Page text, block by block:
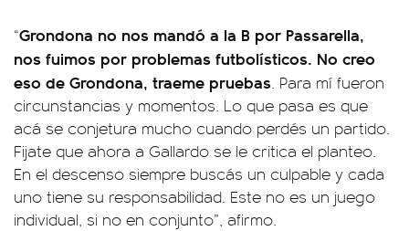
“Grondona no nos mandó a la B por Passarella,
nos fuimos por problemas futbolísticos. No creo
eso de Grondona, traeme pruebas. Para mí fueron
circunstancias y momentos. Lo que pasa es que
acá se conjetura mucho cuando perdés un partido.
Fijate que ahora a Gallardo se le critica el planteo.
En el descenso siempre buscás un culpable y cada
uno tiene su responsabilidad. Este no es un juego
individual, si no en conjunto”, afirmo.